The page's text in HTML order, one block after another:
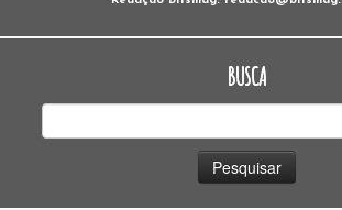
BUSCA